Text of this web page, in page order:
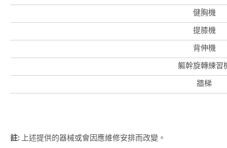
健胸機
提膝機
背伸機
軀幹旋轉練習
牆梯
註: 上述提供的器械或會因應維修安排而改變。